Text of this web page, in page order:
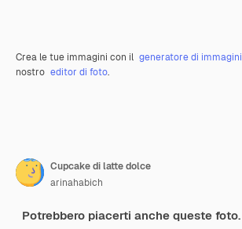
Crea le tue immagini con il generatore di immagini
nostro editor di foto.
Cupcake di latte dolce
arinahabich
Potrebbero piacerti anche queste foto.